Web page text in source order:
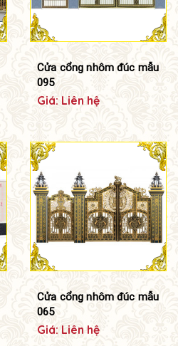
Cửa cổng nhôm đúc mẫu
095
Giá: Liên hệ
Cửa cổng nhôm đúc mẫu
065
Giá: Liên hệ